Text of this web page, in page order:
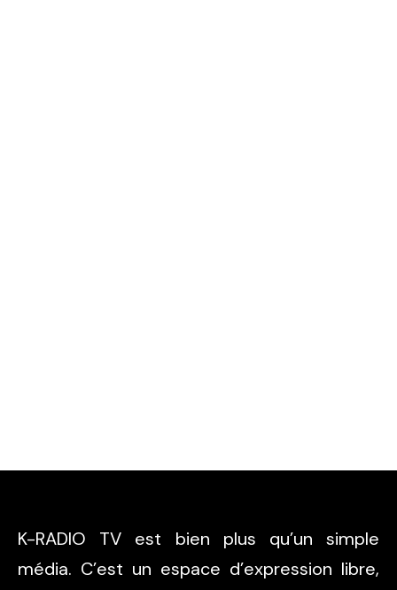
K-RADIO TV est bien plus qu’un simple
média. C’est un espace d’expression libre,